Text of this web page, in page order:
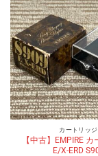
カートリッジ
【中古】EMPIRE
E/X-ERD